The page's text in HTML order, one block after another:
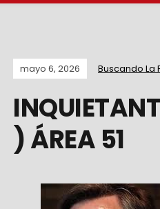
mayo 6, 2026 Buscando La
) ÁREA 51